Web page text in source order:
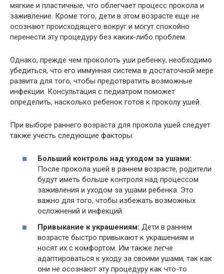
мягкие и пластичные, что облегчает процесс прокола и
заживление. Кроме того, дети в этом возрасте еще не
осознают происходящего вокруг и могут спокойно
перенести эту процедуру без каких-либо проблем.
Однако, прежде чем проколоть уши ребенку, необходимо
убедиться, что его иммунная система в достаточной мере
развита для того, чтобы предотвратить возможные
инфекции. Консультация с педиатром поможет
определить, насколько ребенок готов к проколу ушей.
При выборе раннего возраста для прокола ушей следует
также учесть следующие факторы:
Больший контроль над уходом за ушами:
После прокола ушей в раннем возрасте, родители
будут иметь больше контроля над процессом
заживления и уходом за ушами ребенка. Это
важно для того, чтобы избежать возможных
осложнений и инфекций.
Привыкание к украшениям: Дети в раннем
возрасте быстро привыкают к украшениям и
носят их с комфортом. Им также легче
адаптироваться к уходу за своими ушами, так как
они не осознают эту процедуру как что-то